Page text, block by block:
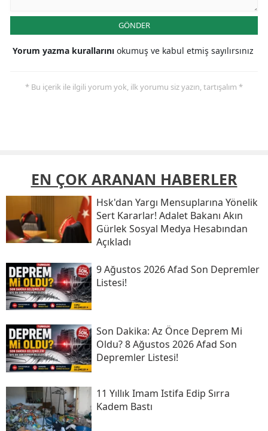
GÖNDER
Yorum yazma kurallarını okumuş ve kabul etmiş sayılırsınız
* Bu içerik ile ilgili yorum yok, ilk yorumu siz yazın, tartışalım *
EN ÇOK ARANAN HABERLER
Hsk'dan Yargı Mensuplarına Yönelik
Sert Kararlar! Adalet Bakanı Akın
Gürlek Sosyal Medya Hesabından
Açıkladı
9 Ağustos 2026 Afad Son Depremler
Listesi!
Son Daki̇ka: Az Önce Deprem Mi
Oldu? 8 Ağustos 2026 Afad Son
Depremler Listesi!
11 Yıllık Imam Istifa Edip Sırra
Kadem Bastı